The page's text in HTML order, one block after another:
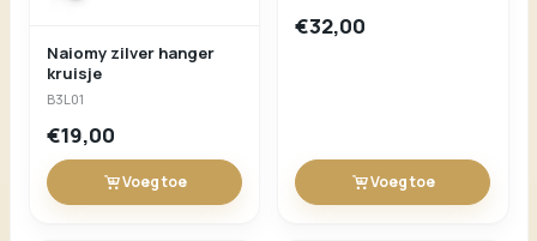
Naiomy zilver hanger
kruisje
B3L01
€19,00
Voeg toe
€32,00
Voeg toe